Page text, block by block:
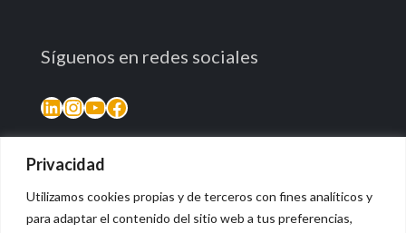
Privacidad
Utilizamos cookies propias y de terceros con fines analíticos y
para adaptar el contenido del sitio web a tus preferencias,
Síguenos en redes sociales
LinkedIn
Instagram
YouTube
Facebook